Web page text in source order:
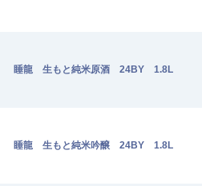
睡龍 生もと純米原酒 24BY 1.8L
睡龍 生もと純米吟醸 24BY 1.8L